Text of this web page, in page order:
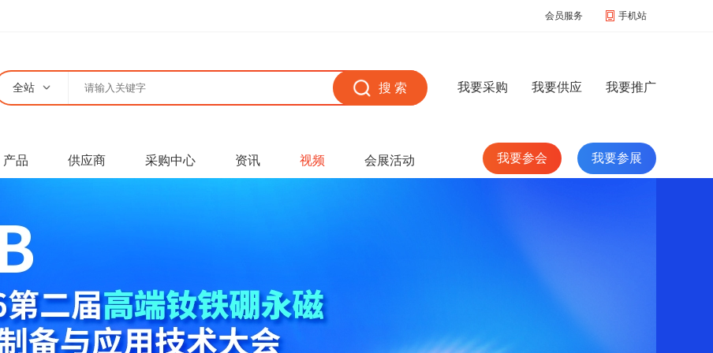
会员服务 手机站
全站 我要采购 我要供应 我要推广
产品 供应商 采购中心 资讯 视频 会展活动 我要参会 我要参展